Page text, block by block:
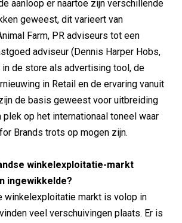
aanloop er naartoe zijn verschillende
geweest, dit varieert van
Farm, PR adviseurs tot een
adviseur (Dennis Harper Hobs,
de store als advertising tool, de
in Retail en de ervaring vanuit
de basis geweest voor uitbreiding
plek op het internationaal toneel waar
Brands trots op mogen zijn.
winkelexploitatie-markt
ingewikkelde?
winkelexploitatie markt is volop in
veel verschuivingen plaats. Er is